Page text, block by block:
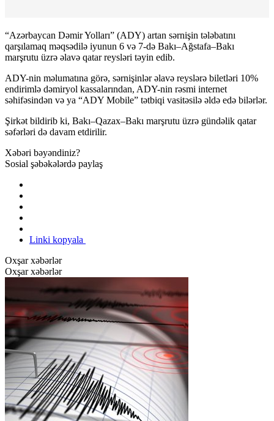
“Azərbaycan Dəmir Yolları” (ADY) artan sərnişin tələbatını
qarşılamaq məqsədilə iyunun 6 və 7-də Bakı–Ağstafa–Bakı
marşrutu üzrə əlavə qatar reysləri təyin edib.
ADY-nin məlumatına görə, sərnişinlər əlavə reyslərə biletləri 10%
endirimlə dəmiryol kassalarından, ADY-nin rəsmi internet
səhifəsindən və ya “ADY Mobile” tətbiqi vasitəsilə əldə edə bilərlər.
Şirkət bildirib ki, Bakı–Qazax–Bakı marşrutu üzrə gündəlik qatar
səfərləri də davam etdirilir.
Xəbəri bəyəndiniz?
Sosial şəbəkələrdə paylaş
Linki kopyala
Oxşar xəbərlər
Oxşar xəbərlər